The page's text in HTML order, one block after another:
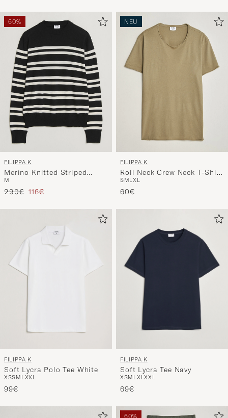
60%
FILIPPA K
Merino Knitted Striped
Sweater Black/White
M
Regulärer Preis
290€ Reduzierter Preis
116€
NEU
FILIPPA K
Roll Neck Crew Neck T-Shirt
Light Olive Green
SMLXL
60€
FILIPPA K
Soft Lycra Polo Tee White
XSSM LXXL
99€
FILIPPA K
Soft Lycra Tee Navy
XSM LXLXXL
69€
60%